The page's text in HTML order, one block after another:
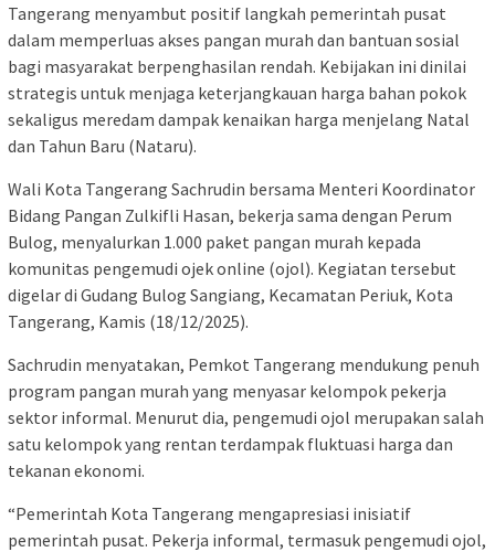
Tangerang menyambut positif langkah pemerintah pusat
dalam memperluas akses pangan murah dan bantuan sosial
bagi masyarakat berpenghasilan rendah. Kebijakan ini dinilai
strategis untuk menjaga keterjangkauan harga bahan pokok
sekaligus meredam dampak kenaikan harga menjelang Natal
dan Tahun Baru (Nataru).
Wali Kota Tangerang Sachrudin bersama Menteri Koordinator
Bidang Pangan Zulkifli Hasan, bekerja sama dengan Perum
Bulog, menyalurkan 1.000 paket pangan murah kepada
komunitas pengemudi ojek online (ojol). Kegiatan tersebut
digelar di Gudang Bulog Sangiang, Kecamatan Periuk, Kota
Tangerang, Kamis (18/12/2025).
Sachrudin menyatakan, Pemkot Tangerang mendukung penuh
program pangan murah yang menyasar kelompok pekerja
sektor informal. Menurut dia, pengemudi ojol merupakan salah
satu kelompok yang rentan terdampak fluktuasi harga dan
tekanan ekonomi.
“Pemerintah Kota Tangerang mengapresiasi inisiatif
pemerintah pusat. Pekerja informal, termasuk pengemudi ojol,